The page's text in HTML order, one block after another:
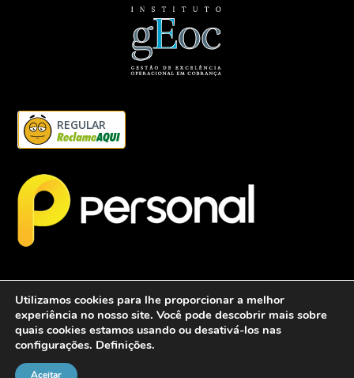
REGULAR
2026 - Personalcob - CNPJ: 12.837.042/0001-60- Todos direitos
Utilizamos cookies para lhe proporcionar a melhor
experiência no nosso site. Você pode descobrir mais sobre
quais cookies estamos usando ou desativá-los nas
configurações. Definições.
Aceitar